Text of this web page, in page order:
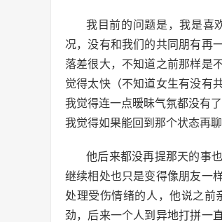
我目前的问题是，我是喜
况，没有和我们的共同朋有再
落差很大，不知道之前那样是
觉得太快（不知道女生有没有
我觉得连一点暧昧气氛都没有
我觉得如果能回到那个状态再
他后来都没再提那天的事
继续相处也只是变得像朋友一
处理受伤情绪的人，他说之前
劲，后来一个人到异地打拼一